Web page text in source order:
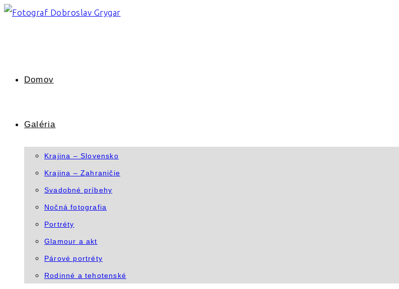
Skip
Domov
Galéria
Krajina – Slovensko
Krajina – Zahraničie
Svadobné príbehy
Nočná fotografia
Portréty
Glamour a akt
Párové portréty
Rodinné a tehotenské